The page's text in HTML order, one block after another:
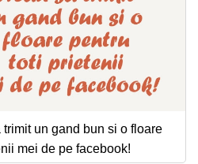
un gand bun si o floare
mei de pe facebook!